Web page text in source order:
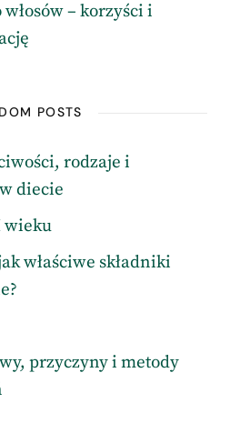
– korzyści i
POSTS
rodzaje i
diecie
wieku
właściwe składniki
przyczyny i metody